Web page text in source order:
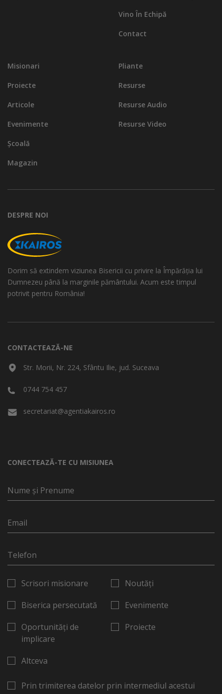
Vino În Echipă
Contact
Misionari
Proiecte
Articole
Evenimente
Școală
Magazin
Pliante
Resurse
Resurse Audio
Resurse Video
DESPRE NOI
Dorim să extindem viziunea Bisericii cu privire la Împărăția lui
Dumnezeu până la marginile pământului. Acum este timpul
potrivit pentru România!
CONTACTEAZĂ-NE
Str. Morii, Nr. 224, Sfântu Ilie, jud. Suceava
0744 754 457
secretariat@agentiakairos.ro
CONECTEAZĂ-TE CU MISIUNEA
Scrisori misionare
Biserica persecutată
Oportunități de
implicare
Noutăți
Evenimente
Proiecte
Altceva
Prin trimiterea datelor prin intermediul acestui